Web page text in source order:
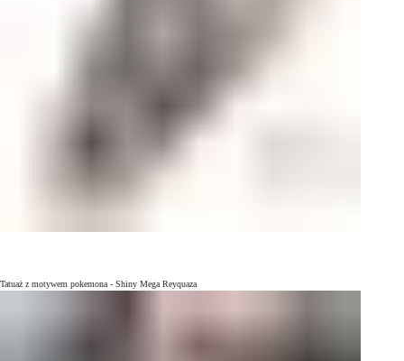
Tatuaż z motywem pokemona - Shiny Mega Reyquaza